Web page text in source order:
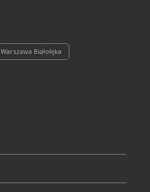
Warszawa Białołęka